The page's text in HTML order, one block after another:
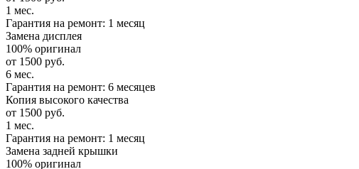
1 мес.
Гарантия на ремонт: 1 месяц
Замена дисплея
100% оригинал
от 1500 руб.
6 мес.
Гарантия на ремонт: 6 месяцев
Копия высокого качества
от 1500 руб.
1 мес.
Гарантия на ремонт: 1 месяц
Замена задней крышки
100% оригинал